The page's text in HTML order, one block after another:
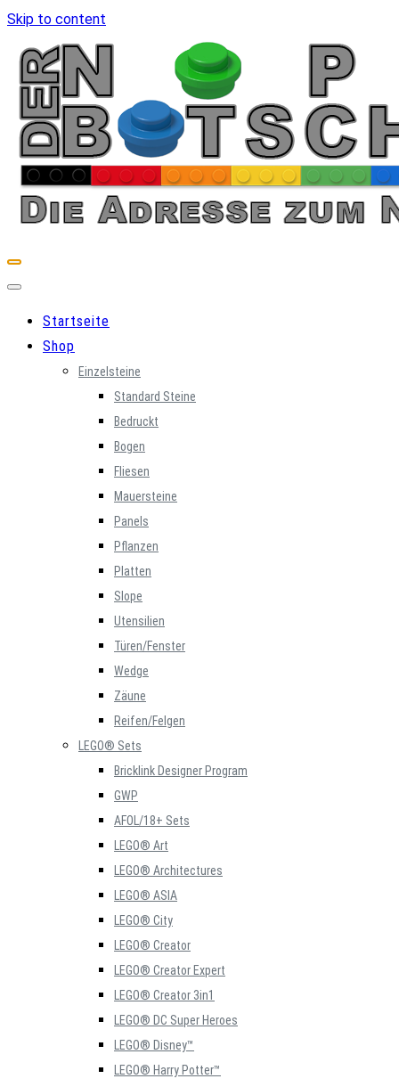
Skip to content
Startseite
Shop
Einzelsteine
Standard Steine
Bedruckt
Bogen
Fliesen
Mauersteine
Panels
Pflanzen
Platten
Slope
Utensilien
Türen/Fenster
Wedge
Zäune
Reifen/Felgen
LEGO® Sets
Bricklink Designer Program
GWP
AFOL/18+ Sets
LEGO® Art
LEGO® Architectures
LEGO® ASIA
LEGO® City
LEGO® Creator
LEGO® Creator Expert
LEGO® Creator 3in1
LEGO® DC Super Heroes
LEGO® Disney™
LEGO® Harry Potter™